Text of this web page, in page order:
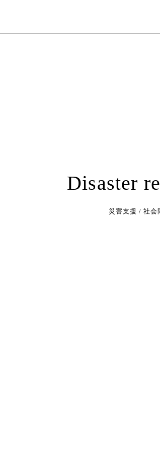
Disaster
災害支援 / 社会